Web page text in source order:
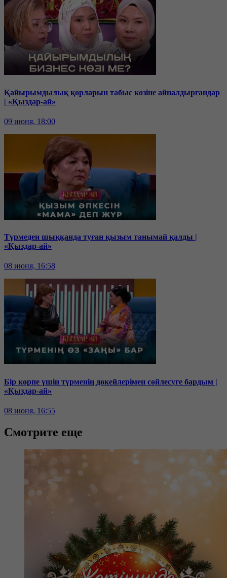
Қайырымдылық қорларын табыс көзіне айналдырғандар
| «Қыздар-ай»
09 июня, 18:00
Түрмеден шыққанда туған қызым танымай қалды |
«Қыздар-ай»
08 июня, 16:58
Бір көрпе үшін түрменің дөкейлерімен сөйлесуге бардым |
«Қыздар-ай»
08 июня, 16:55
Смотрите еще